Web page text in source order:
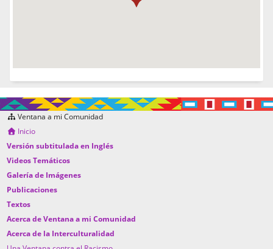
Ventana a mi Comunidad
Inicio
Versión subtitulada en Inglés
Videos Temáticos
Galería de Imágenes
Publicaciones
Textos
Acerca de Ventana a mi Comunidad
Acerca de la Interculturalidad